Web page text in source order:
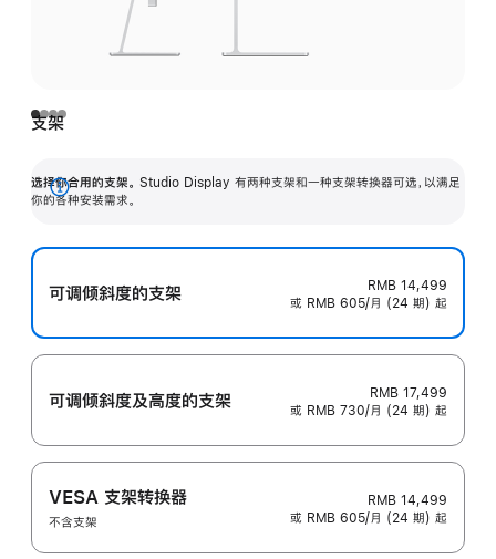
支架
选择你合用的支架。 Studio Display 有两种支架和一种支架转换器可选，以满足
你的各种安装需求。
展
可调倾斜度的支架
RMB 14,499
或 RMB 605/月 (24 期) 起
可调倾斜度及高‍度的支‍架
RMB 17,499
或 RMB 730/月 (24 期) 起
VESA 支架转换器
不含支架
RMB 14,499
或 RMB 605/月 (24 期) 起